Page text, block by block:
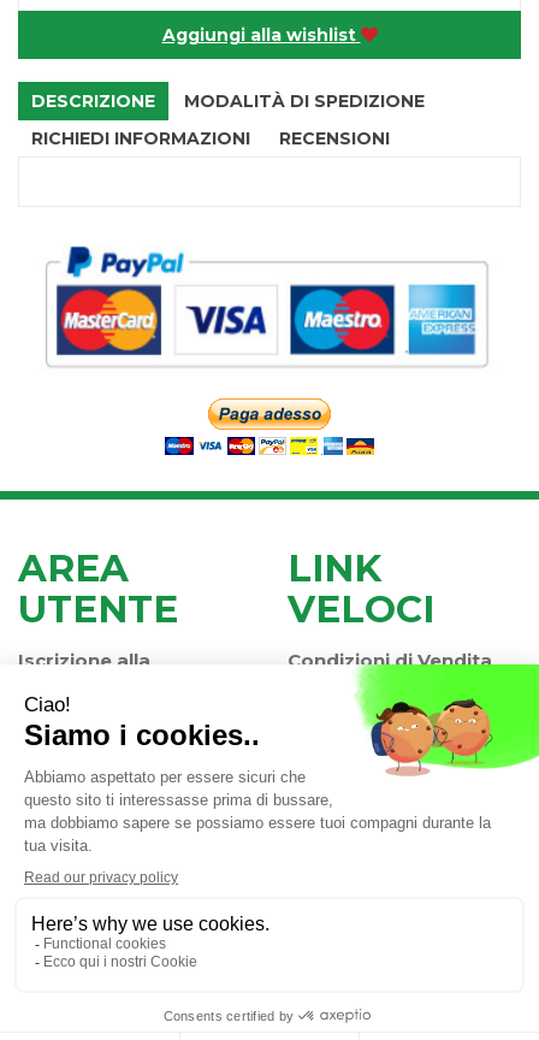
Aggiungi alla wishlist
DESCRIZIONE
MODALITÀ DI SPEDIZIONE
RICHIEDI INFORMAZIONI
RECENSIONI
AREA
UTENTE
Iscrizione alla
Newsletter
Contatti
Informativa Privacy
LINK
VELOCI
Condizioni di Vendita
Modalità di Pagamento
Modalità di Spedizione
e Ritiro
Valli di Chioggia (VE)
info@farmaciaiaccheri.it
04025840275 | Numero R.E.A.: VE-358876